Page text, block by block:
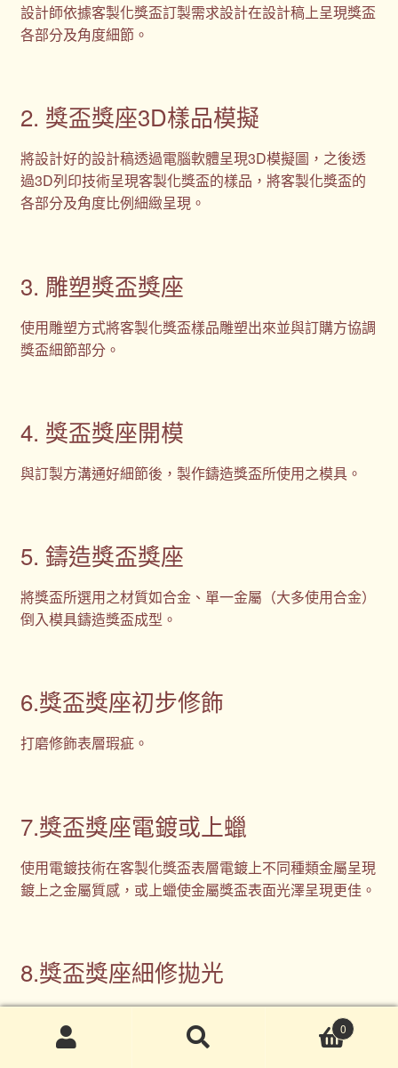
設計師依據客製化獎盃訂製需求設計在設計稿上呈現獎盃
各部分及角度細節。
2. 獎盃獎座3D樣品模擬
將設計好的設計稿透過電腦軟體呈現3D模擬圖，之後透
過3D列印技術呈現客製化獎盃的樣品，將客製化獎盃的
各部分及角度比例細緻呈現。
3. 雕塑獎盃獎座
使用雕塑方式將客製化獎盃樣品雕塑出來並與訂購方協調
獎盃細節部分。
4. 獎盃獎座開模
與訂製方溝通好細節後，製作鑄造獎盃所使用之模具。
5. 鑄造獎盃獎座
將獎盃所選用之材質如合金、單一金屬（大多使用合金）
倒入模具鑄造獎盃成型。
6.獎盃獎座初步修飾
打磨修飾表層瑕疵。
7.獎盃獎座電鍍或上蠟
使用電鍍技術在客製化獎盃表層電鍍上不同種類金屬呈現
鍍上之金屬質感，或上蠟使金屬獎盃表面光澤呈現更佳。
8.獎盃獎座細修拋光
細部打磨拋光修飾客製化獎盃每一處細節後即完成。
0